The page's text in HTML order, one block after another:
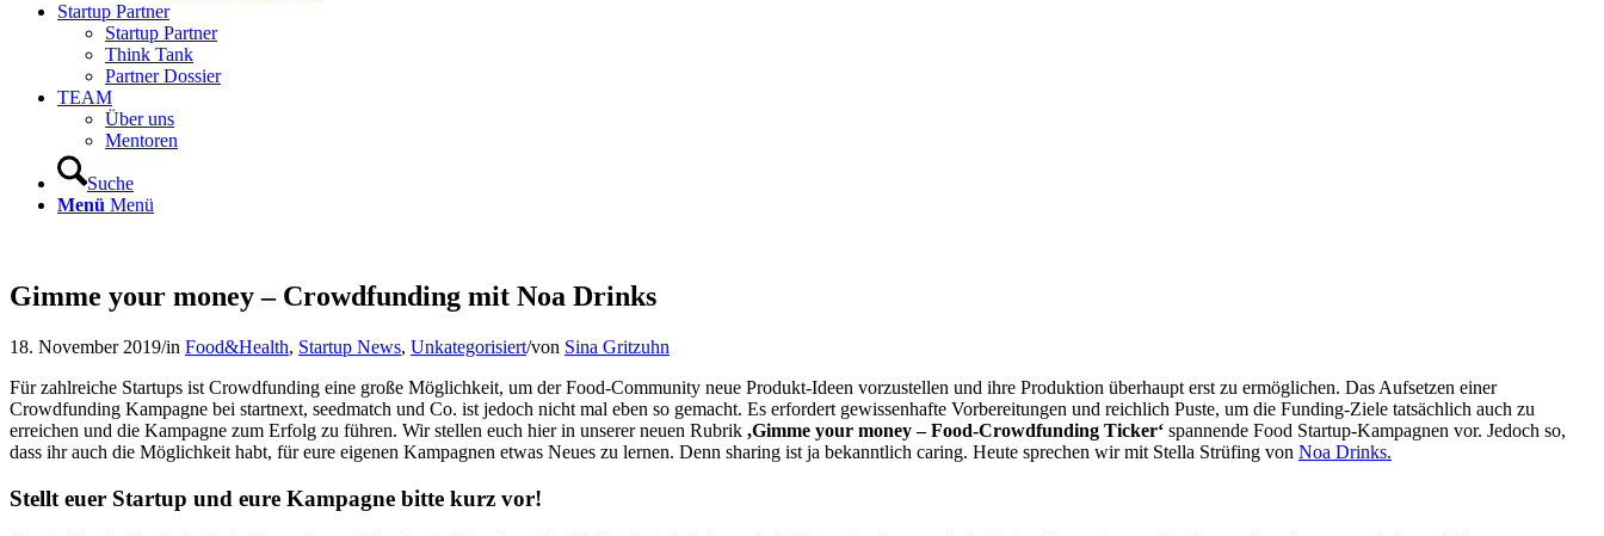
Startup Partner
Startup Partner
Think Tank
Partner Dossier
TEAM
Über uns
Mentoren
Suche
Menü Menü
Gimme your money – Crowdfunding mit Noa Drinks
18. November 2019/in Food&Health, Startup News, Unkategorisiert/von Sina Gritzuhn
Für zahlreiche Startups ist Crowdfunding eine große Möglichkeit, um der Food-Community neue Produkt-Ideen vorzustellen und ihre Produktion überhaupt erst zu ermöglichen. Das Aufsetzen einer
Crowdfunding Kampagne bei startnext, seedmatch und Co. ist jedoch nicht mal eben so gemacht. Es erfordert gewissenhafte Vorbereitungen und reichlich Puste, um die Funding-Ziele tatsächlich auch zu
erreichen und die Kampagne zum Erfolg zu führen. Wir stellen euch hier in unserer neuen Rubrik ,Gimme your money – Food-Crowdfunding Ticker‘ spannende Food Startup-Kampagnen vor. Jedoch so,
dass ihr auch die Möglichkeit habt, für eure eigenen Kampagnen etwas Neues zu lernen. Denn sharing ist ja bekanntlich caring. Heute sprechen wir mit Stella Strüfing von Noa Drinks.
Stellt euer Startup und eure Kampagne bitte kurz vor!